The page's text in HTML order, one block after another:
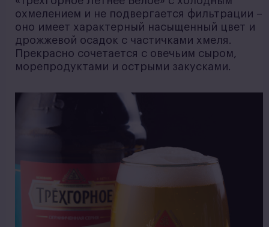
охмелением и не подвергается фильтрации –
оно имеет характерный насыщенный цвет и
дрожжевой осадок с частичками хмеля.
Прекрасно сочетается с овечьим сыром,
морепродуктами и острыми закусками.